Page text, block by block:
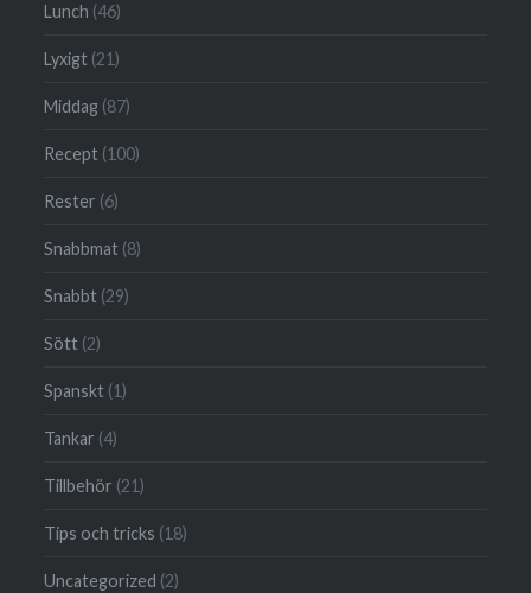
Lunch (46)
Lyxigt (21)
Middag (87)
Recept (100)
Rester (6)
Snabbmat (8)
Snabbt (29)
Sött (2)
Spanskt (1)
Tankar (4)
Tillbehör (21)
Tips och tricks (18)
Uncategorized (2)